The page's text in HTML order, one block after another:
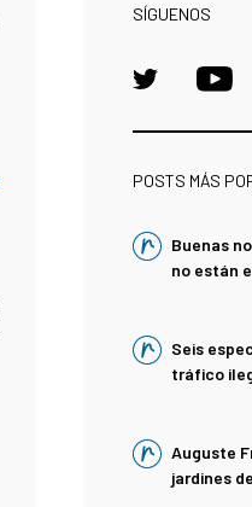
SÍGUENOS
POSTS MÁS
Buenas
no están
Seis
tráfico
Auguste
jardines